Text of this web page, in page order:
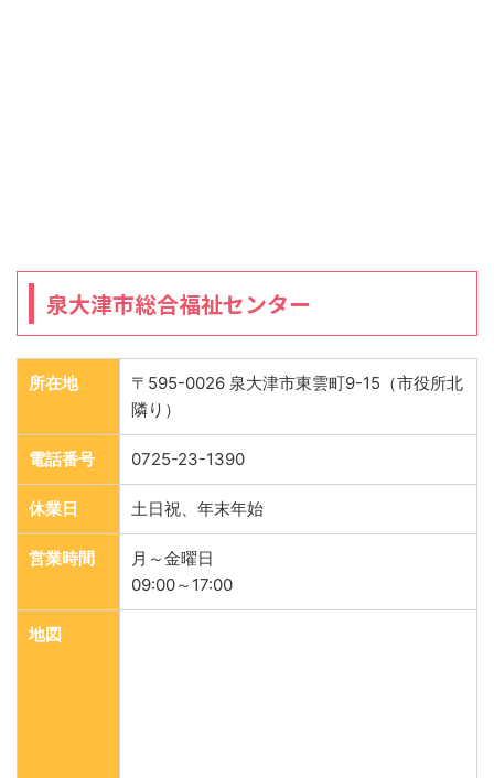
泉大津市総合福祉センター
所在地
〒595-0026 泉大津市東雲町9-15（市役所北
隣り）
電話番号 0725-23-1390
休業日 土日祝、年末年始
営業時間
月～金曜日
09:00～17:00
地図